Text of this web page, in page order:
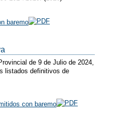
baremo
de 9 de Julio de 2024,
listados definitivos de
con baremo